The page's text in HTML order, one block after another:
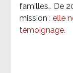
familles… De
mission : elle
témoignage.